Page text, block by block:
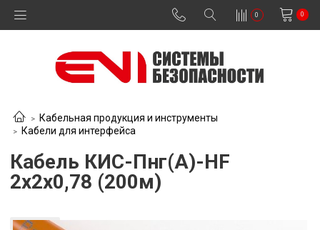
0 0
Кабельная продукция и инструменты
Кабели для интерфейса
Кабель КИС-Пнг(А)-HF
2х2х0,78 (200м)
В наличии